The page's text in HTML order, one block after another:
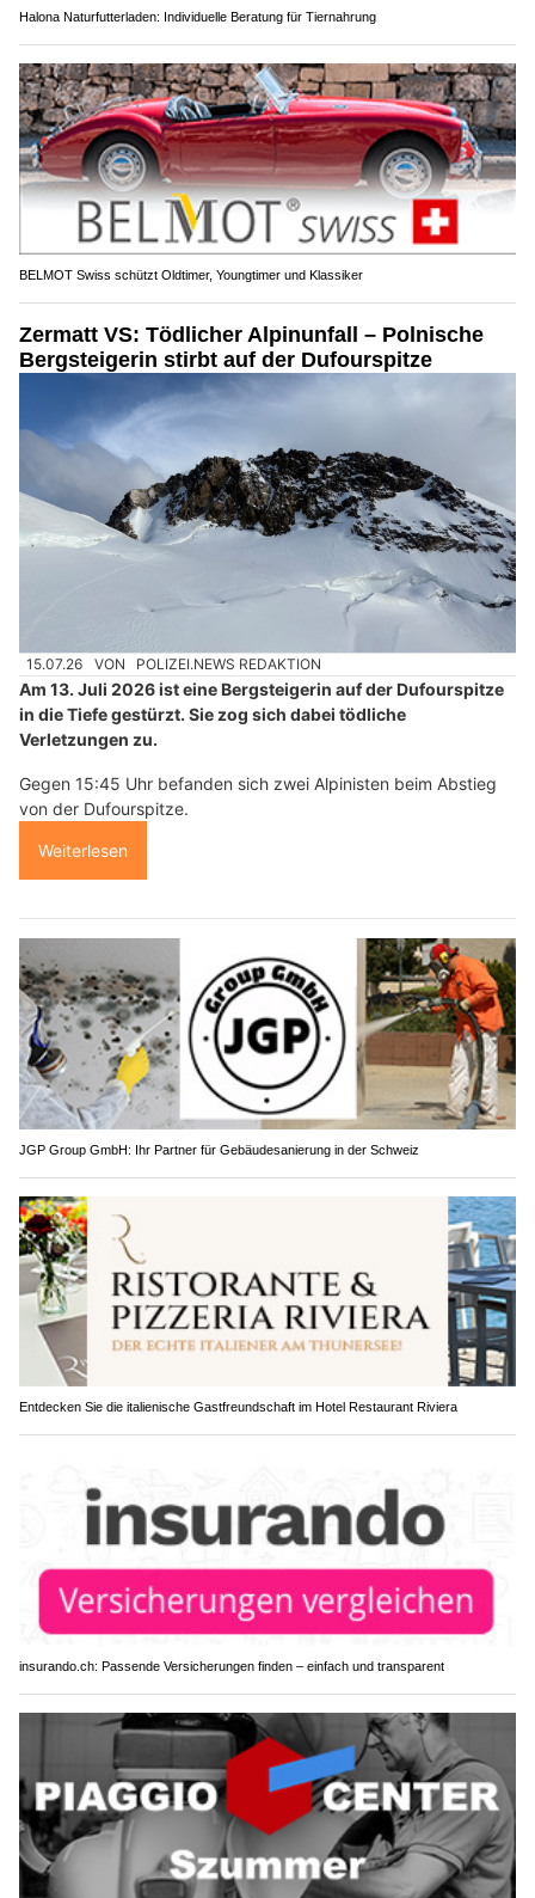
Halona Naturfutterladen: Individuelle Beratung für Tiernahrung
BELMOT Swiss schützt Oldtimer, Youngtimer und Klassiker
Zermatt VS: Tödlicher Alpinunfall – Polnische
Bergsteigerin stirbt auf der Dufourspitze
15.07.26 VON POLIZEI.NEWS REDAKTION
Am 13. Juli 2026 ist eine Bergsteigerin auf der Dufourspitze
in die Tiefe gestürzt. Sie zog sich dabei tödliche
Verletzungen zu.
Gegen 15:45 Uhr befanden sich zwei Alpinisten beim Abstieg
von der Dufourspitze.
Weiterlesen
JGP Group GmbH: Ihr Partner für Gebäudesanierung in der Schweiz
Entdecken Sie die italienische Gastfreundschaft im Hotel Restaurant Riviera
insurando.ch: Passende Versicherungen finden – einfach und transparent